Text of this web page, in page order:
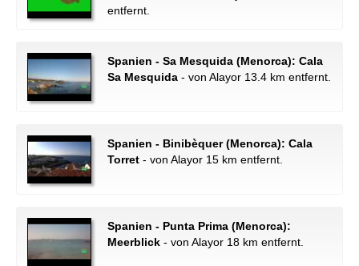
entfernt.
Spanien - Sa Mesquida (Menorca): Cala
Sa Mesquida - von Alayor 13.4 km entfernt.
Spanien - Binibèquer (Menorca): Cala
Torret - von Alayor 15 km entfernt.
Spanien - Punta Prima (Menorca):
Meerblick - von Alayor 18 km entfernt.